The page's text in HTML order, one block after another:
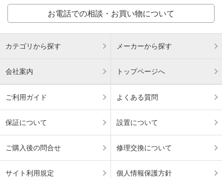
お電話での相談・お買い物について
カテゴリから探す メーカーから探す
会社案内 トップページへ
ご利用ガイド よくある質問
保証について 設置について
ご購入後の問合せ 修理交換について
サイト利用規定 個人情報保護方針